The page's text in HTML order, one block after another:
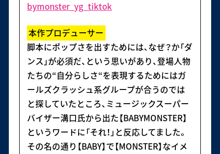
bymonster_yg_tiktok
本作プロデューサー
脚本にポップさを出すためには、なぜ？か「ダ
ンス」が必須だ、という思いがあり、登場人物
たちの“自分らしさ“を表現するためにはガ
ールズクラッシュ系グループが合うのでは
と探していたところ、ミュージックスーパー
バイザー溝口氏から出た【BABYMONSTER】
というワードに「それ！」と反応してました。
その名の通り【BABY】で【MONSTER】なイメ